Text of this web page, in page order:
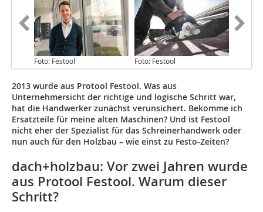
Foto: Festool Foto: Festool
2013 wurde aus Protool Festool. Was aus
Unternehmersicht der richtige und logische Schritt war,
hat die Handwerker zunächst verunsichert. Bekomme ich
Ersatzteile für meine alten Maschinen? Und ist Festool
nicht eher der Spezialist für das Schreinerhandwerk oder
nun auch für den Holzbau – wie einst zu Festo-Zeiten?
dach+holzbau: Vor zwei Jahren wurde
aus Protool Festool. Warum dieser
Schritt?